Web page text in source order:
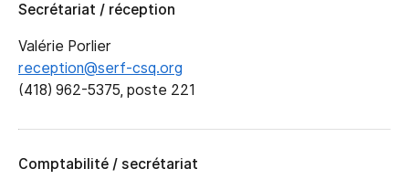
Secrétariat / réception
Valérie Porlier
reception@serf-csq.org
(418) 962-5375, poste 221
Comptabilité / secrétariat